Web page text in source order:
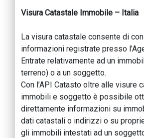
Visura Catastale Immobile – Italia
La visura catastale consente di
informazioni registrate presso
Entrate relativamente ad un
terreno) o a un soggetto.
Con l’API Catasto oltre alle visure
immobili e soggetto è possibile
direttamente informazioni su
dati catastali o indirizzi o su
gli immobili intestati ad un